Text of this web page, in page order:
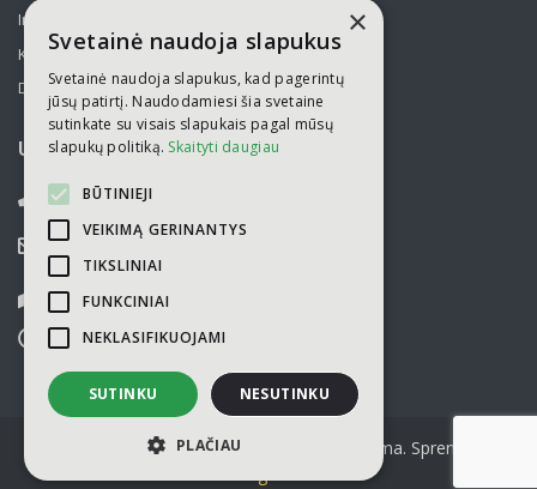
Informavimas apie asmens duomenų tvarkymą
Kelionės kolektyvams po Lietuvą
Draudimas
UAB „Kelionių laikas“
052751446
info@kelioniulaikas.lt
Kalvarijų g. 14, LT 09309 Vilnius
9.00 - 18.00
© 2026 Kopijuoti turinį be sutikimo draudžiama. Sprendimas
×
Svetainė naudoja slapukus
Svetainė naudoja slapukus, kad pagerintų
jūsų patirtį. Naudodamiesi šia svetaine
sutinkate su visais slapukais pagal mūsų
slapukų politiką. Skaityti daugiau
BŪTINIEJI
VEIKIMĄ GERINANTYS
TIKSLINIAI
FUNKCINIAI
NEKLASIFIKUOJAMI
SUTINKU NESUTINKU
PLAČIAU